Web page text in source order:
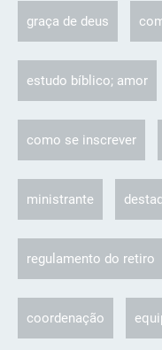
graça de deus
estudo bíblico; amor
como se inscrever
ministrante
regulamento do retiro
coordenação